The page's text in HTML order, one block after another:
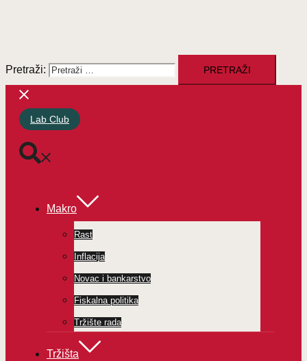
Pretraži:
Lab Club
Makro
Rast
Inflacija
Novac i bankarstvo
Fiskalna politika
Tržište rada
Tržišta